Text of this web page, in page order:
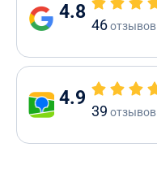
4.8
46отзывов
4.9
39 отзывов